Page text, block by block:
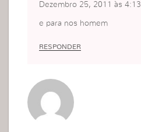
Dezembro 25, 2011 às 4:13
e para nos homem
RESPONDER